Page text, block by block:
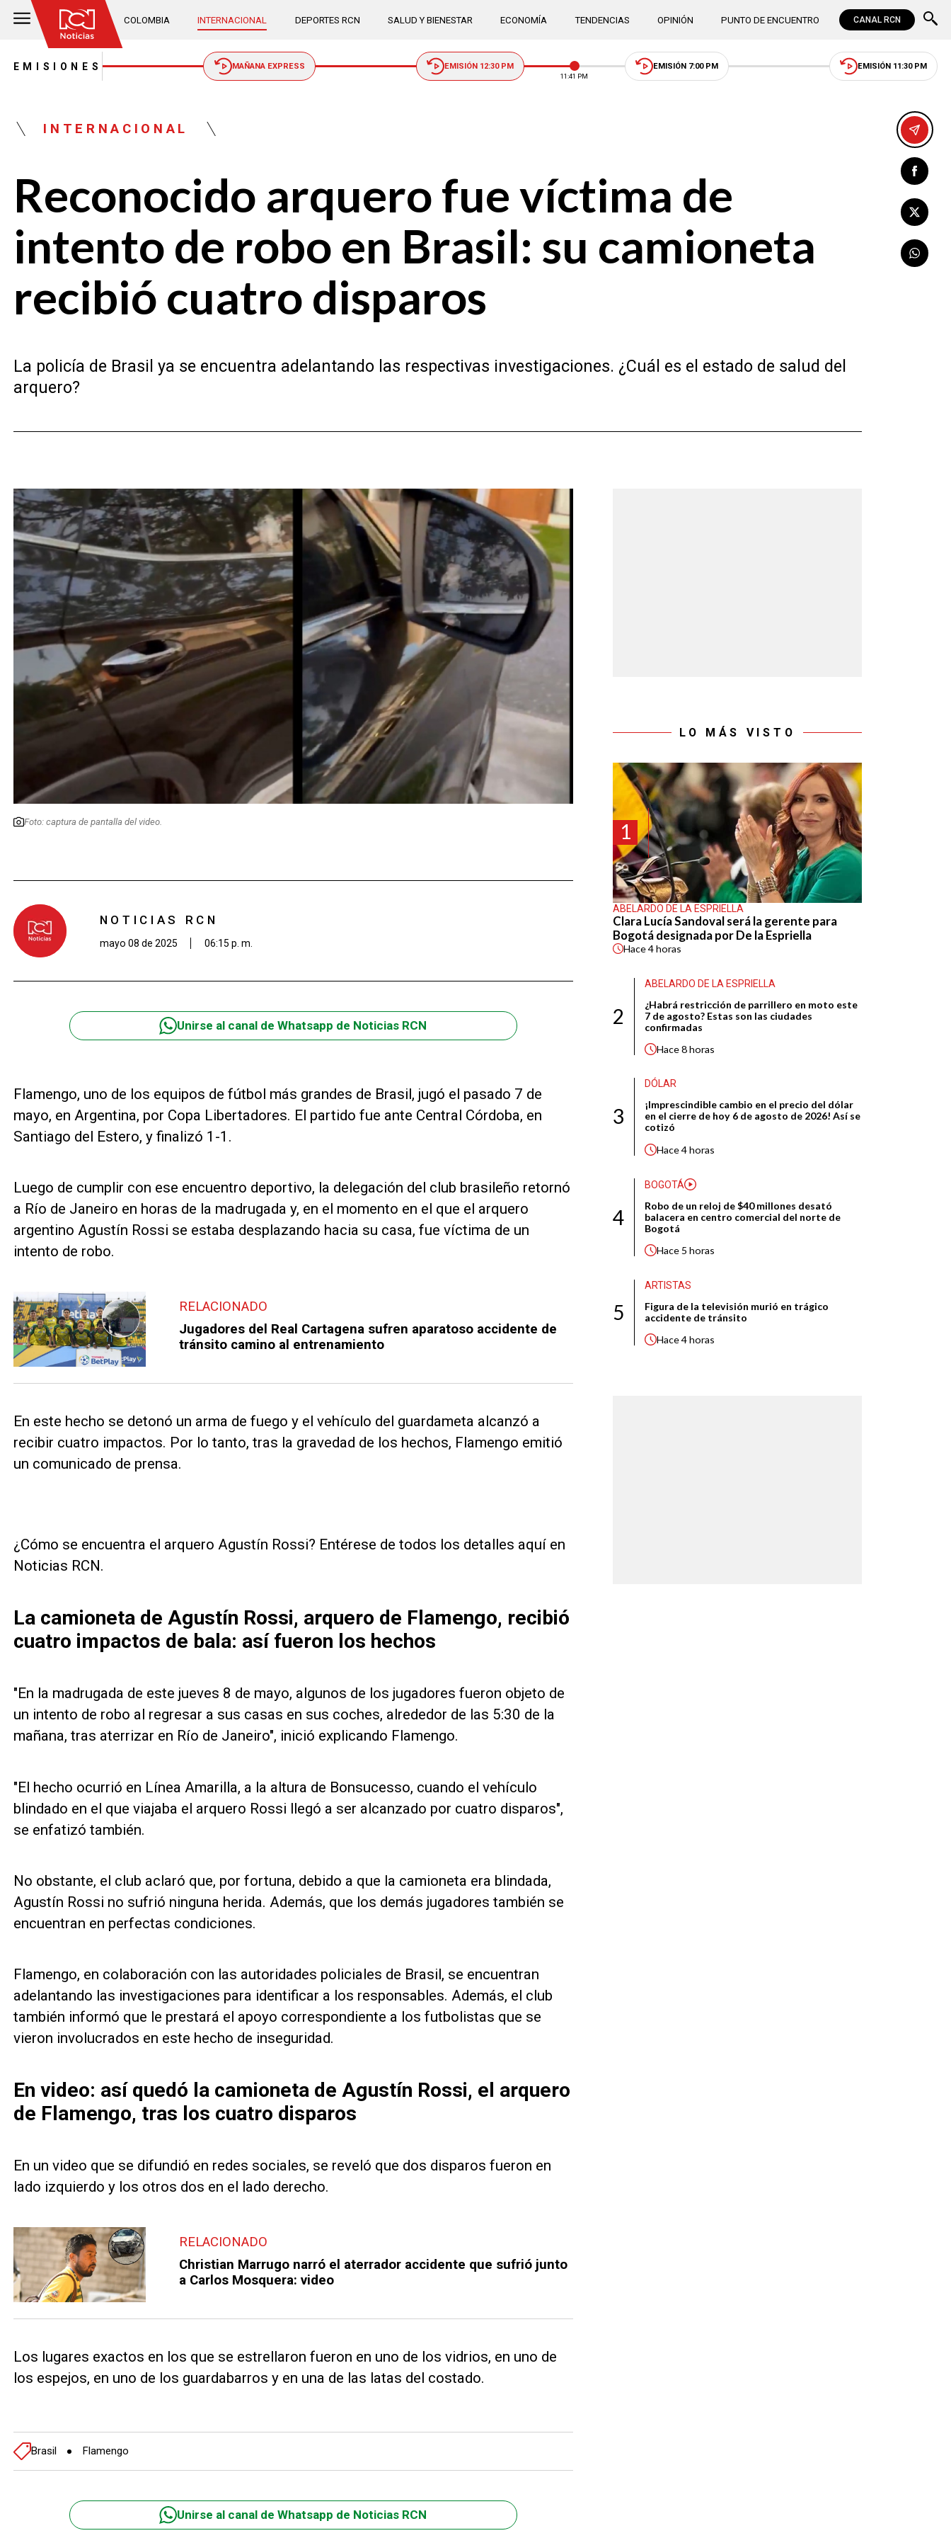
COLOMBIA INTERNACIONAL DEPORTES RCN SALUD Y BIENESTAR ECONOMÍA TENDENCIAS OPINIÓN PUNTO DE ENCUENTRO CANAL RCN
EMISIONES MAÑANA EXPRESS EMISIÓN 12:30 PM
11:41 PM
EMISIÓN 7:00 PM EMISIÓN 11:30 PM
INTERNACIONAL
Reconocido arquero fue víctima de
intento de robo en Brasil: su camioneta
recibió cuatro disparos
La policía de Brasil ya se encuentra adelantando las respectivas investigaciones. ¿Cuál es el estado de salud del
arquero?
Foto: captura de pantalla del video.
NOTICIAS RCN
mayo 08 de 2025 06:15 p. m.
Unirse al canal de Whatsapp de Noticias RCN
Flamengo, uno de los equipos de fútbol más grandes de Brasil, jugó el pasado 7 de
mayo, en Argentina, por Copa Libertadores. El partido fue ante Central Córdoba, en
Santiago del Estero, y finalizó 1-1.
Luego de cumplir con ese encuentro deportivo, la delegación del club brasileño retornó
a Río de Janeiro en horas de la madrugada y, en el momento en el que el arquero
argentino Agustín Rossi se estaba desplazando hacia su casa, fue víctima de un
intento de robo.
RELACIONADO
Jugadores del Real Cartagena sufren aparatoso accidente de
tránsito camino al entrenamiento
En este hecho se detonó un arma de fuego y el vehículo del guardameta alcanzó a
recibir cuatro impactos. Por lo tanto, tras la gravedad de los hechos, Flamengo emitió
un comunicado de prensa.
¿Cómo se encuentra el arquero Agustín Rossi? Entérese de todos los detalles aquí en
Noticias RCN.
La camioneta de Agustín Rossi, arquero de Flamengo, recibió
cuatro impactos de bala: así fueron los hechos
"En la madrugada de este jueves 8 de mayo, algunos de los jugadores fueron objeto de
un intento de robo al regresar a sus casas en sus coches, alrededor de las 5:30 de la
mañana, tras aterrizar en Río de Janeiro", inició explicando Flamengo.
"El hecho ocurrió en Línea Amarilla, a la altura de Bonsucesso, cuando el vehículo
blindado en el que viajaba el arquero Rossi llegó a ser alcanzado por cuatro disparos",
se enfatizó también.
No obstante, el club aclaró que, por fortuna, debido a que la camioneta era blindada,
Agustín Rossi no sufrió ninguna herida. Además, que los demás jugadores también se
encuentran en perfectas condiciones.
Flamengo, en colaboración con las autoridades policiales de Brasil, se encuentran
adelantando las investigaciones para identificar a los responsables. Además, el club
también informó que le prestará el apoyo correspondiente a los futbolistas que se
vieron involucrados en este hecho de inseguridad.
En video: así quedó la camioneta de Agustín Rossi, el arquero
de Flamengo, tras los cuatro disparos
En un video que se difundió en redes sociales, se reveló que dos disparos fueron en
lado izquierdo y los otros dos en el lado derecho.
RELACIONADO
Christian Marrugo narró el aterrador accidente que sufrió junto
a Carlos Mosquera: video
Los lugares exactos en los que se estrellaron fueron en uno de los vidrios, en uno de
los espejos, en uno de los guardabarros y en una de las latas del costado.
Brasil Flamengo
Unirse al canal de Whatsapp de Noticias RCN
LO MÁS VISTO
1
ABELARDO DE LA ESPRIELLA
Clara Lucía Sandoval será la gerente para
Bogotá designada por De la Espriella
Hace4 horas
2
ABELARDO DE LA ESPRIELLA
¿Habrá restricción de parrillero en moto este
7 de agosto? Estas son las ciudades
confirmadas
Hace8 horas
3
DÓLAR
¡Imprescindible cambio en el precio del dólar
en el cierre de hoy 6 de agosto de 2026! Así se
cotizó
Hace4 horas
4
BOGOTÁ
Robo de un reloj de $40 millones desató
balacera en centro comercial del norte de
Bogotá
Hace 5 horas
5
ARTISTAS
Figura de la televisión murió en trágico
accidente de tránsito
Hace4 horas